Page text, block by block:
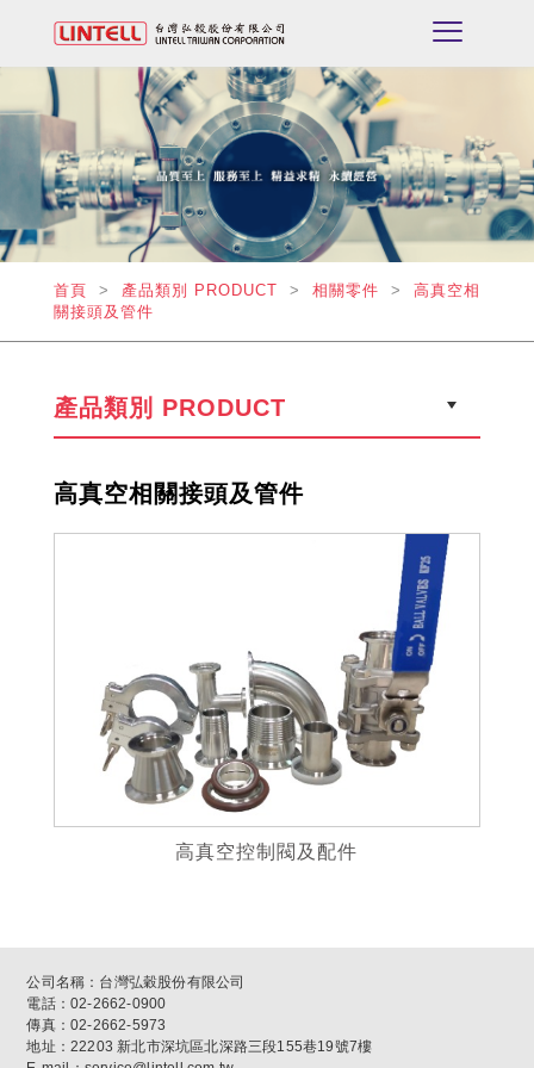
首頁 > 產品類別 PRODUCT > 相關零件 > 高真空相
關接頭及管件
產品類別 PRODUCT
高真空相關接頭及管件
高真空控制閥及配件
公司名稱：台灣弘穀股份有限公司
電話：02-2662-0900
傳真：02-2662-5973
地址：22203 新北市深坑區北深路三段155巷19號7樓